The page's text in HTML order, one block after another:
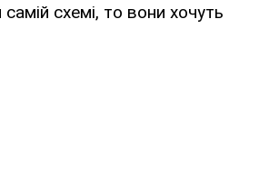
схемі, то вони хочуть